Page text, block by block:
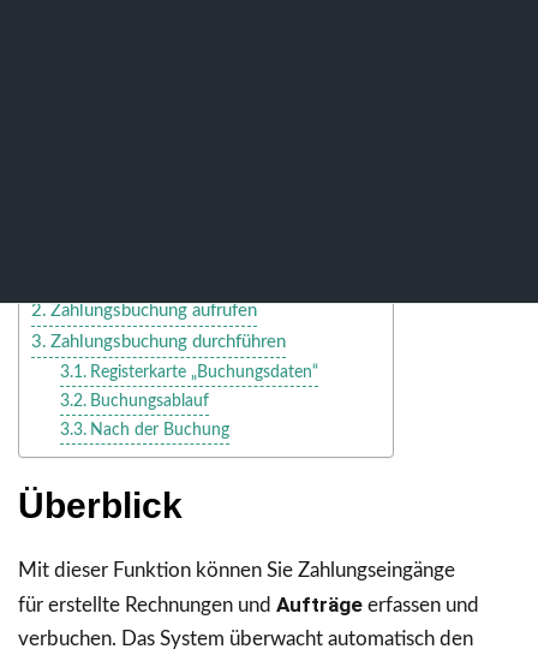
Zahlungsbuchung aufrufen
Zahlungsbuchung durchführen
Registerkarte „Buchungsdaten“
Buchungsablauf
Nach der Buchung
Überblick
Mit dieser Funktion können Sie Zahlungseingänge
für erstellte Rechnungen und Aufträge erfassen und
verbuchen. Das System überwacht automatisch den